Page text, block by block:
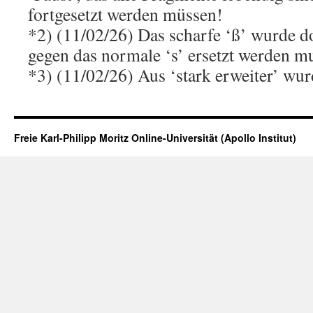
fortgesetzt werden müssen!
*2) (11/02/26) Das scharfe ‘ß’ wurde
gegen das normale ‘s’ ersetzt werden
*3) (11/02/26) Aus ‘stark erweiter’
Freie Karl-Philipp Moritz Online-Universität (Apollo Institut)